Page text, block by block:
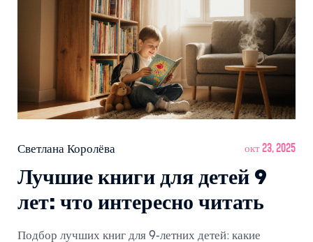
Светлана Королёва окт 23, 2025
Лучшие книги для детей 9
лет: что интересно читать
Подбор лучших книг для 9‑летних детей: какие